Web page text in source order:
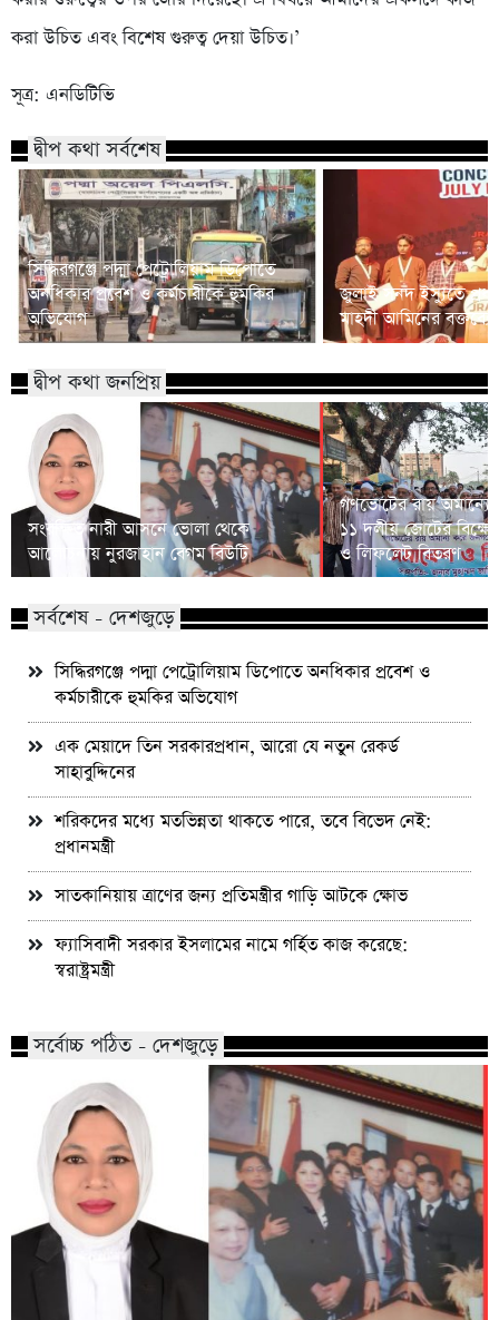
করা উচিত এবং বিশেষ গুরুত্ব দেয়া উচিত।’
সূত্র: এনডিটিভি
দ্বীপ কথা সর্বশেষ
সিদ্ধিরগঞ্জে পদ্মা পেট্রোলিয়াম ডিপোতে
অনধিকার প্রবেশ ও কর্মচারীকে হুমকির
অভিযোগ
জুলাই সনদ ইস্যুতে
মাহদী আমিনের
দ্বীপ কথা জনপ্রিয়
সংরক্ষিত নারী আসনে ভোলা থেকে
আলোচনায় নুরজাহান বেগম বিউটি
গণভোটের রায়
১১ দলীয় জোটের
ও লিফলেট বিতরণ
সর্বশেষ - দেশজুড়ে
সিদ্ধিরগঞ্জে পদ্মা পেট্রোলিয়াম ডিপোতে অনধিকার প্রবেশ ও
কর্মচারীকে হুমকির অভিযোগ
এক মেয়াদে তিন সরকারপ্রধান, আরো যে নতুন রেকর্ড
সাহাবুদ্দিনের
শরিকদের মধ্যে মতভিন্নতা থাকতে পারে, তবে বিভেদ নেই:
প্রধানমন্ত্রী
সাতকানিয়ায় ত্রাণের জন্য প্রতিমন্ত্রীর গাড়ি আটকে ক্ষোভ
ফ্যাসিবাদী সরকার ইসলামের নামে গর্হিত কাজ করেছে:
স্বরাষ্ট্রমন্ত্রী
সর্বোচ্চ পঠিত - দেশজুড়ে